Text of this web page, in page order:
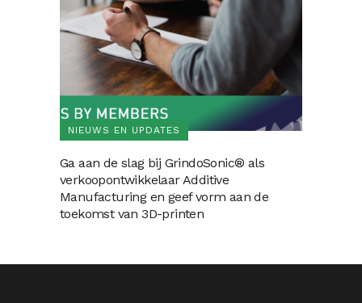
NIEUWS EN UPDATES
Ga aan de slag bij GrindoSonic® als
verkoopontwikkelaar Additive
Manufacturing en geef vorm aan de
toekomst van 3D-printen